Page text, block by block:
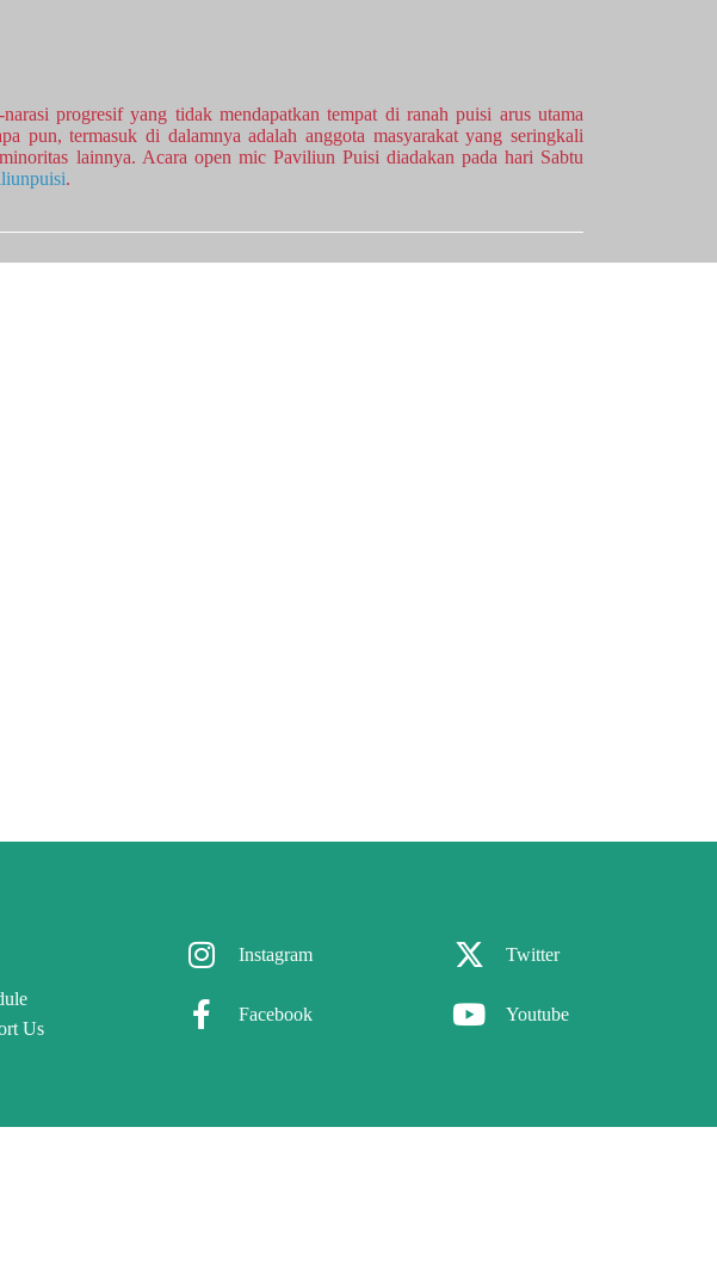
progresif yang tidak mendapatkan tempat di ranah puisi arus utama
pun, termasuk di dalamnya adalah anggota masyarakat yang seringkali
lainnya. Acara open mic Paviliun Puisi diadakan pada hari Sabtu
.
Us
Instagram
Facebook
Twitter
Youtube